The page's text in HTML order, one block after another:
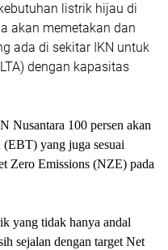
listrik hijau di
akan memetakan dan
ada di sekitar IKN untuk
dengan kapasitas
Nusantara 100 persen akan
(EBT) yang juga sesuai
Zero Emissions (NZE) pada
yang tidak hanya andal
sejalan dengan target Net